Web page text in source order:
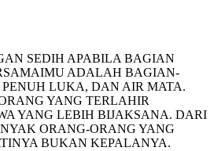
SEDIH APABILA BAGIAN
ADALAH BAGIAN-
LUKA, DAN AIR MATA.
YANG TERLAHIR
YANG LEBIH BIJAKSANA. DARI
ORANG-ORANG YANG
BUKAN KEPALANYA.